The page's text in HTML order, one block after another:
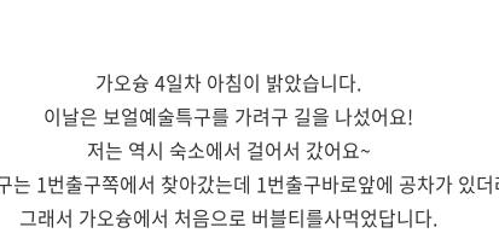
가오슝 4일차 아침이 밝았습니다.
이날은 보얼예술특구를 가려구 길을 나섰어요!
저는 역시 숙소에서 걸어서 갔어요~
는 1번출구쪽에서 찾아갔는데 1번출구바로앞에 공차가 있
그래서 가오슝에서 처음으로 버블티를사먹었답니다.